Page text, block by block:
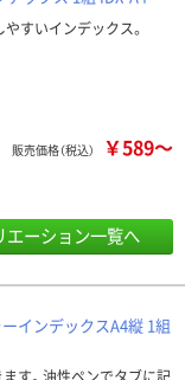
すいインデックス。
販売価格（税込） ￥589～
エーション一覧へ
インデックスA4縦 1組
す。油性ペンでタブに記